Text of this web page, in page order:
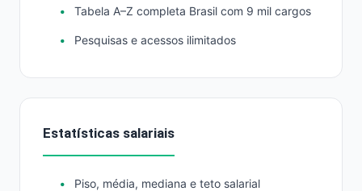
Tabela A–Z completa Brasil com 9 mil cargos
Pesquisas e acessos ilimitados
Estatísticas salariais
Piso, média, mediana e teto salarial